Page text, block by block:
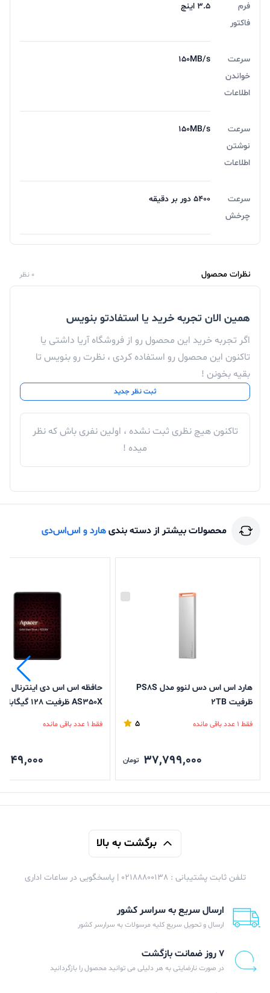
فرم
فاکتور
۳.۵ اینچ
سرعت
خواندن
اطلاعات
150MB/s
سرعت
نوشتن
اطلاعات
150MB/s
سرعت
چرخش
۵۴۰۰ دور بر دقیقه
نظرات محصول 0 نظر
همین الان تجربه خرید یا استفادتو بنویس
اگر تجربه خرید این محصول رو از فروشگاه آریا داشتی یا
تاکنون این محصول رو استفاده کردی ، نظرت رو بنویس تا
بقیه بخونن !
ثبت نظر جدید
تاکنون هیچ نظری ثبت نشده ، اولین نفری باش که نظر
میده !
محصولات بیشتر از دسته بندیهارد و اس‌اس‌دی
هارد اس اس دس لنوو مدل PS8S
ظرفیت 2TB
فقط 1 عدد باقی مانده 5
37,799,000 تومان
حافظه اس اس دی اینترنال
AS350X ظرفیت 128 گیگابایت
فقط 1 عدد باقی مانده
برگشت به بالا
تلفن ثابت پشتیبانی : 02188800138 | پاسخگویی در ساعات اداری
ارسال سریع به سراسر کشور
ارسال و تحویل سریع کلیه مرسولات به سرارسر کشور
۷ روز ضمانت بازگشت
در صورت نارضایتی به هر دلیلی می توانید محصول را بازگردانید